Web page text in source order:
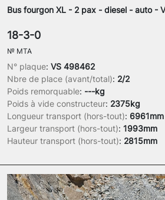
Bus fourgon XL - 2 pax - diesel - auto -
N° plaque: VS 498462
Nbre de place (avant/total): 2/2
Poids remorquable: ---kg
Poids à vide constructeur: 2375kg
Longueur transport (hors-tout): 6961mm
Largeur transport (hors-tout): 1993mm
Hauteur transport (hors-tout): 2815mm
18-3-0
№ MTA